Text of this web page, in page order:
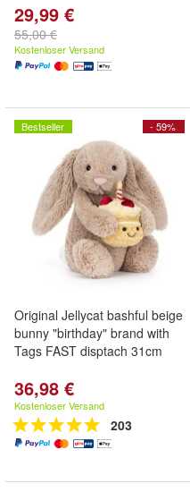
29,99 €
55,00 €
Kostenloser Versand
- 59%
Bestseller
Original Jellycat bashful beige
bunny "birthday" brand with
Tags FAST disptach 31cm
36,98 €
Kostenloser Versand
203